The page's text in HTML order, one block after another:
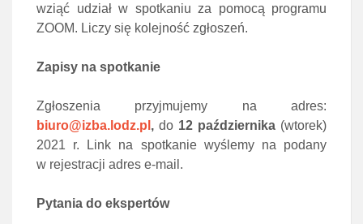
wziąć udział w spotkaniu za pomocą programu
ZOOM. Liczy się kolejność zgłoszeń.
Zapisy na spotkanie
Zgłoszenia przyjmujemy na adres:
biuro@izba.lodz.pl , do 12 października (wtorek)
2021 r. Link na spotkanie wyślemy na podany
w rejestracji adres e-mail.
Pytania do ekspertów